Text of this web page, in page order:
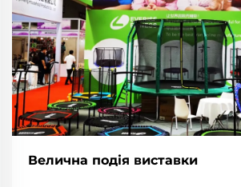
Велична подія виставки